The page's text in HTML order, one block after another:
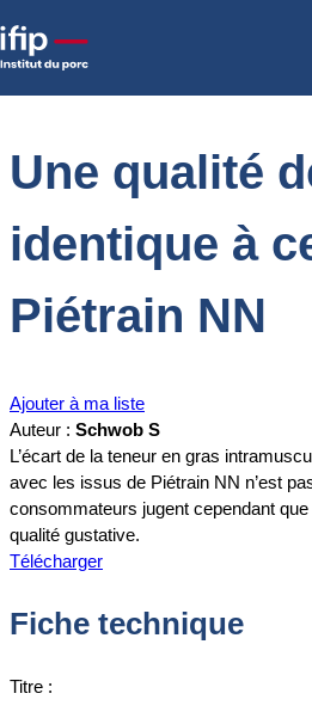
Accueil
Une qualité
Piétrain NN
Une qualité
identique à
Piétrain NN
Ajouter à ma liste
Auteur : Schwob S
L’écart de la teneur en gras
avec les issus de Piétrain NN n’est
consommateurs jugent cependant
qualité gustative.
Télécharger
Fiche technique
Titre :